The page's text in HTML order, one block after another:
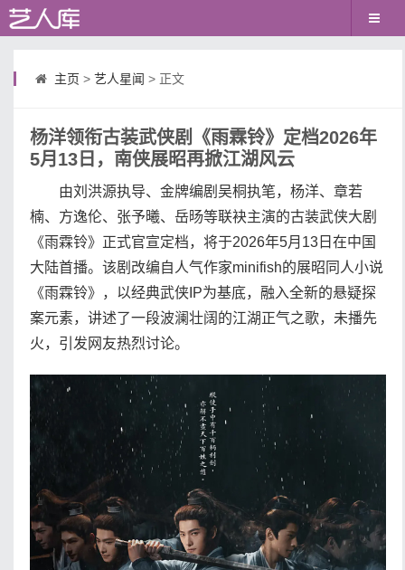
主页 > 艺人星闻 > 正文
杨洋领衔古装武侠剧《雨霖铃》定档2026年
5月13日，南侠展昭再掀江湖风云
由刘洪源执导、金牌编剧吴桐执笔，杨洋、章若
楠、方逸伦、张予曦、岳旸等联袂主演的古装武侠大剧
《雨霖铃》正式官宣定档，将于2026年5月13日在中国
大陆首播。该剧改编自人气作家minifish的展昭同人小说
《雨霖铃》，以经典武侠IP为基底，融入全新的悬疑探
案元素，讲述了一段波澜壮阔的江湖正气之歌，未播先
火，引发网友热烈讨论。